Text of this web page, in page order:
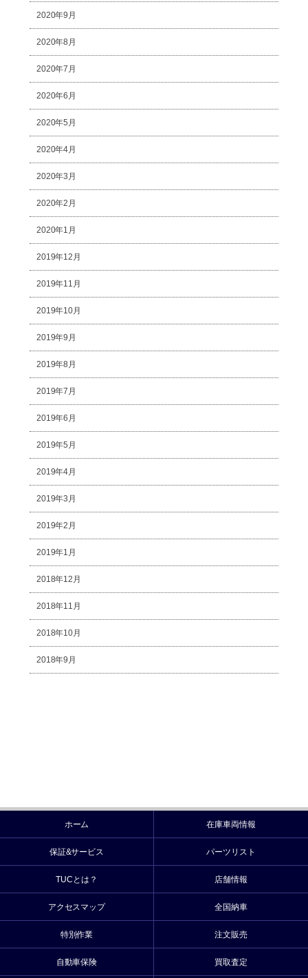
2020年9月
2020年8月
2020年7月
2020年6月
2020年5月
2020年4月
2020年3月
2020年2月
2020年1月
2019年12月
2019年11月
2019年10月
2019年9月
2019年8月
2019年7月
2019年6月
2019年5月
2019年4月
2019年3月
2019年2月
2019年1月
2018年12月
2018年11月
2018年10月
2018年9月
ホーム 在庫車両情報
保証&サービス パーツリスト
TUCとは？ 店舗情報
アクセスマップ 全国納車
特別作業 注文販売
自動車保険 買取査定